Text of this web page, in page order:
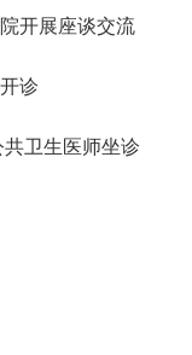
开展座谈交流
诊
卫生医师坐诊